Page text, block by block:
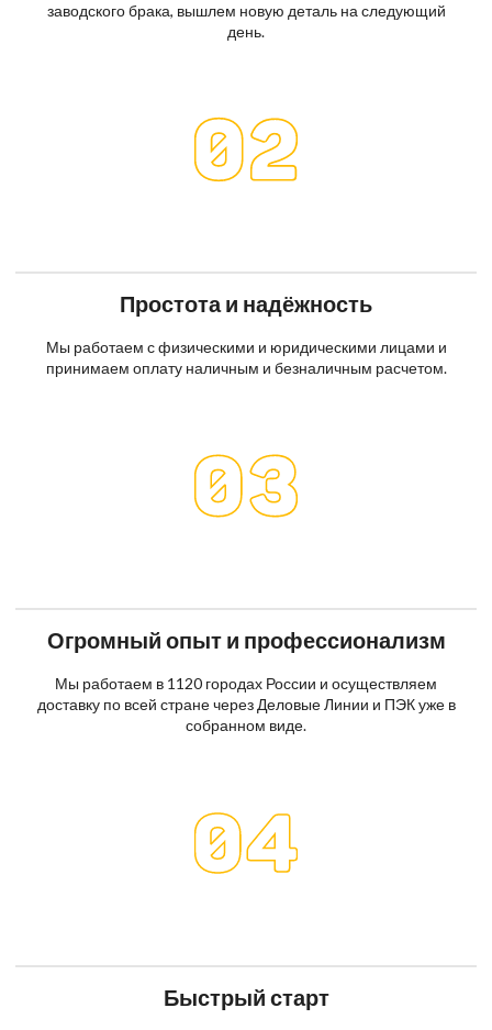
заводского брака, вышлем новую деталь на следующий
день.
Простота и надёжность
Мы работаем с физическими и юридическими лицами и
принимаем оплату наличным и безналичным расчетом.
Огромный опыт и профессионализм
Мы работаем в 1120 городах России и осуществляем
доставку по всей стране через Деловые Линии и ПЭК уже в
собранном виде.
Быстрый старт